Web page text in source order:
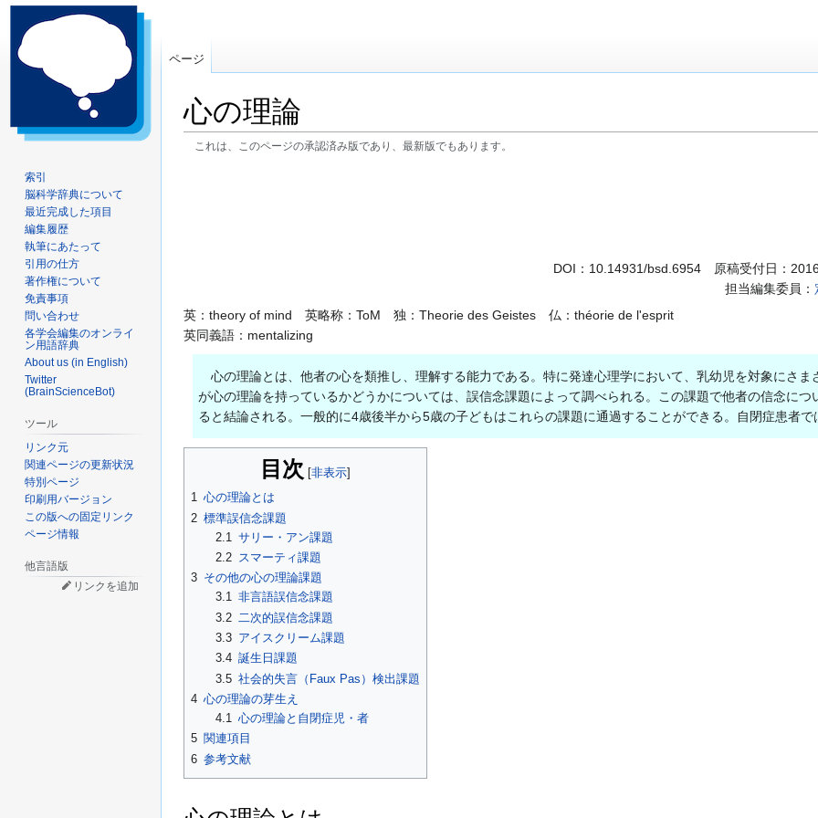
心の理論
これは、このページの承認済み版であり、最新版でもあります。
に
移
動
DOI： 10.14931/bsd.6954 原稿受付日：
担当編集委員：
英：theory of mind 英略称：ToM 独：Theorie des Geistes 仏：théorie de l'esprit
英同義語：mentalizing
心の理論とは、他者の心を類推し、理解する能力である。特に発達心理学において、乳幼児を対象にさま
が心の理論を持っているかどうかについては、誤信念課題によって調べられる。この課題で他者の信念に
ると結論される。一般的に4歳後半から5歳の子どもはこれらの課題に通過することができる。自閉症患者で
目次
1 心の理論とは
2 標準誤信念課題
2.1
サリー・アン課題
2.2 スマーティ課題
3 その他の心の理論課題
3.1 非言語誤信念課題
3.2
二次的誤信念課題
3.3 アイスクリーム課題
3.4 誕生日課題
3.5 社会的失言（Faux Pas）検出課題
4 心の理論の芽生え
4.1 心の理論と自閉症児・者
5 関連項目
6 参考文献
ページ
索引
脳科学辞典について
最近完成した項目
編集履歴
執筆にあたって
引用の仕方
著作権について
免責事項
問い合わせ
各学会編集のオンライ
ン用語辞典
About us (in English)
Twitter
(BrainScienceBot)
ツール
リンク元
関連ページの更新状況
特別ページ
印刷用バージョン
この版への固定リンク
ページ情報
他言語版
リンクを追加